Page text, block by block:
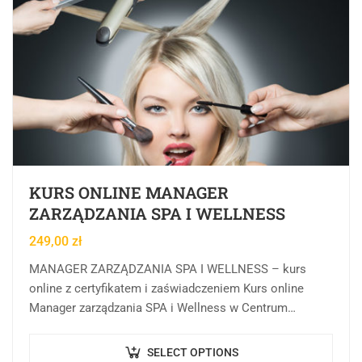
KURS ONLINE MANAGER
ZARZĄDZANIA SPA I WELLNESS
249,00 zł
MANAGER ZARZĄDZANIA SPA I WELLNESS – kurs
online z certyfikatem i zaświadczeniem Kurs online
Manager zarządzania SPA i Wellness w Centrum
SELECT OPTIONS